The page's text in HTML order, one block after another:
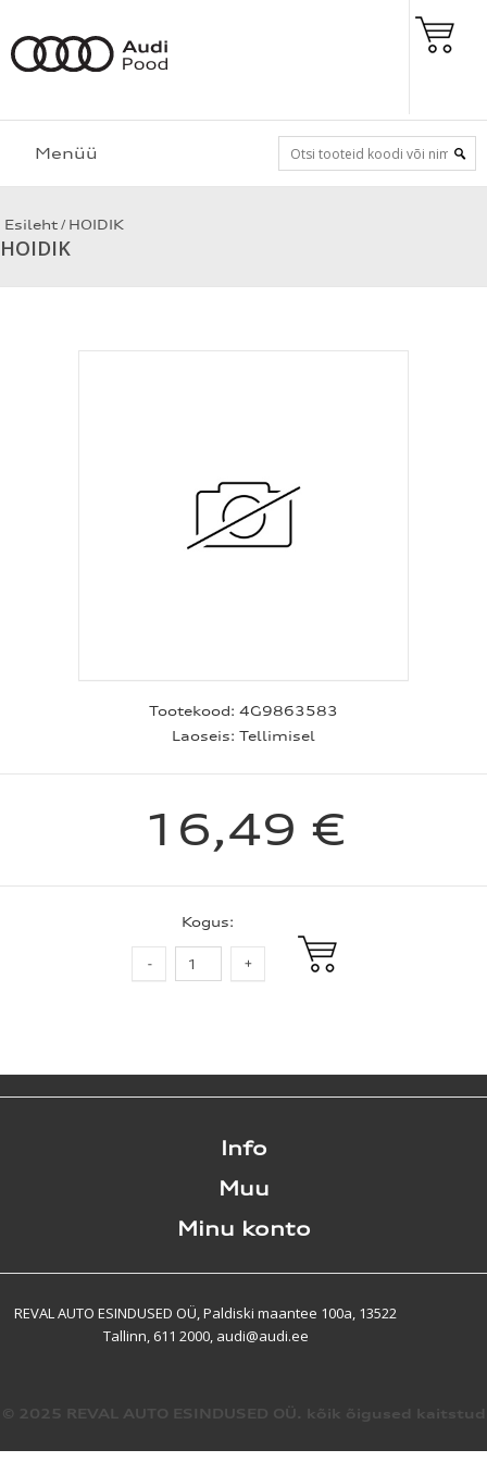
Menüü
Esileht / HOIDIK
HOIDIK
Tootekood: 4G9863583
Laoseis: Tellimisel
16,49 €
Kogus:
Info
Muu
Minu konto
REVAL AUTO ESINDUSED OÜ, Paldiski maantee 100a, 13522
Tallinn, 611 2000, audi@audi.ee
© 2025 REVAL AUTO ESINDUSED OÜ. kõik õigused kaitstud